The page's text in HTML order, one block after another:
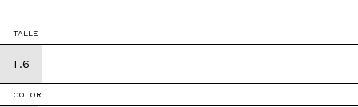
TALLE
T.6
COLOR